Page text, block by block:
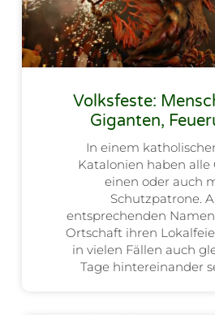
Volksfeste:
Giganten,
In einem
Katalonien haben alle
einen oder auch
Schutzpatrone.
entsprechenden
Ortschaft ihren
in vielen Fällen auch
Tage hintereinander